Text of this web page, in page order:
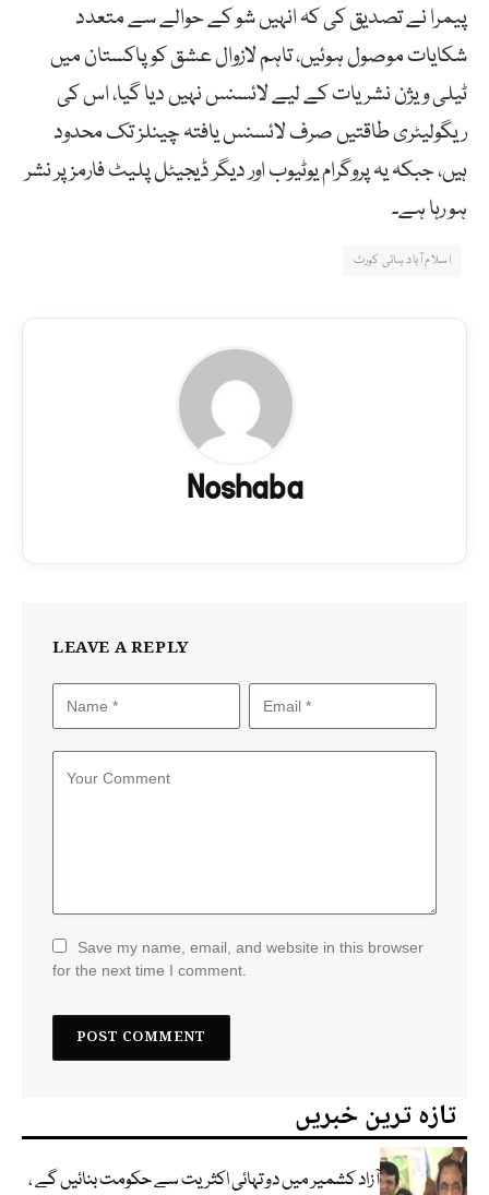
پیمرا نے تصدیق کی کہ انہیں شو کے حوالے سے متعدد
شکایات موصول ہوئیں، تاہم لازوال عشق کو پاکستان میں
ٹیلی ویژن نشریات کے لیے لائسنس نہیں دیا گیا، اس کی
ریگولیٹری طاقتیں صرف لائسنس یافتہ چینلز تک محدود
ہیں، جبکہ یہ پروگرام یوٹیوب اور دیگر ڈیجیٹل پلیٹ فارمز پر نشر
ہو رہا ہے۔
اسلام آباد ہائی کورٹ
Noshaba
LEAVE A REPLY
Save my name, email, and website in this browser
for the next time I comment.
تازہ ترین خبریں
آزاد کشمیر میں دو تہائی اکثریت سے حکومت بنائیں گے ،